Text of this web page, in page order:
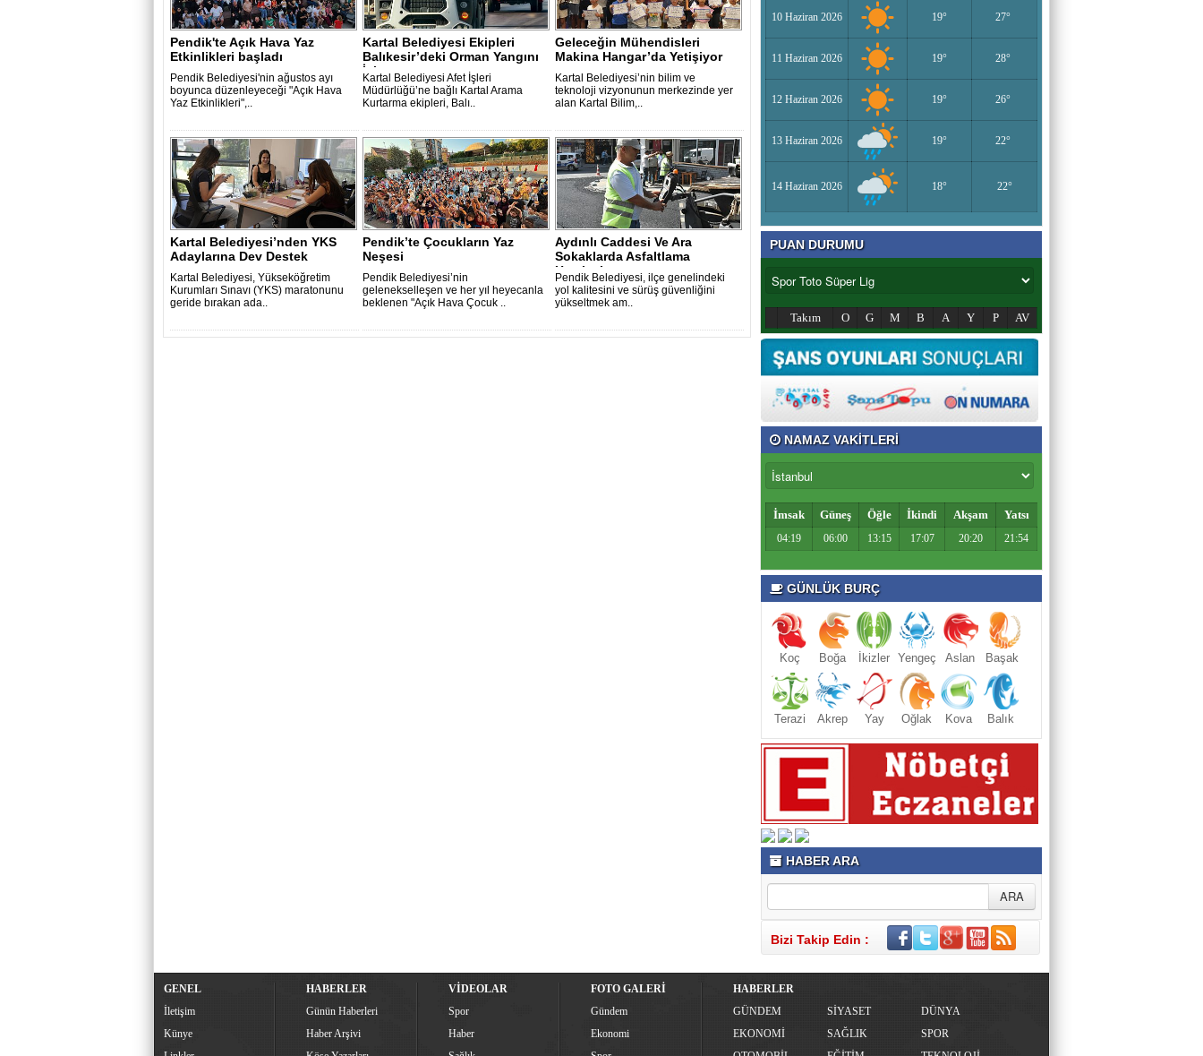
Pendik'te Açık Hava Yaz
Etkinlikleri başladı
Pendik Belediyesi'nin ağustos ayı
boyunca düzenleyeceği "Açık Hava
Yaz Etkinlikleri",..
Kartal Belediyesi Ekipleri
Balıkesir’deki Orman Yangını
İçin..
Kartal Belediyesi Afet İşleri
Müdürlüğü’ne bağlı Kartal Arama
Kurtarma ekipleri, Balı..
Geleceğin Mühendisleri
Makina Hangar’da Yetişiyor
Kartal Belediyesi’nin bilim ve
teknoloji vizyonunun merkezinde yer
alan Kartal Bilim,..
Kartal Belediyesi’nden YKS
Adaylarına Dev Destek
Kartal Belediyesi, Yükseköğretim
Kurumları Sınavı (YKS) maratonunu
geride bırakan ada..
Pendik’te Çocukların Yaz
Neşesi
Pendik Belediyesi’nin
gelenekselleşen ve her yıl heyecanla
beklenen "Açık Hava Çocuk ..
Aydınlı Caddesi Ve Ara
Sokaklarda Asfaltlama
Hamlesi
Pendik Belediyesi, ilçe genelindeki
yol kalitesini ve sürüş güvenliğini
yükseltmek am..
10 Haziran 2026 19° 27°
11 Haziran 2026 19° 28°
12 Haziran 2026 19° 26°
13 Haziran 2026 19° 22°
14 Haziran 2026 18° 22°
PUAN DURUMU
Takım O G M B A Y P AV
NAMAZ VAKİTLERİ
İmsak Güneş Öğle İkindi Akşam Yatsı
04:19 06:00 13:15 17:07 20:20 21:54
GÜNLÜK BURÇ
Koç Boğa İkizler Yengeç Aslan Başak
Terazi Akrep Yay Oğlak Kova Balık
HABER ARA
Bizi Takip Edin :
GENEL
İletişim
Künye
HABERLER
Günün Haberleri
Haber Arşivi
VİDEOLAR
Spor
Haber
FOTO GALERİ
Gündem
Ekonomi
HABERLER
GÜNDEM
SİYASET
DÜNYA
EKONOMİ
SAĞLIK
SPOR